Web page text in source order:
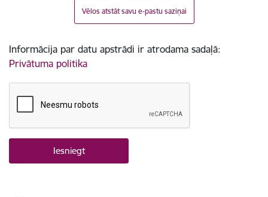
Vēlos atstāt savu e-pastu saziņai
Informācija par datu apstrādi ir atrodama sadaļā:
Privātuma politika